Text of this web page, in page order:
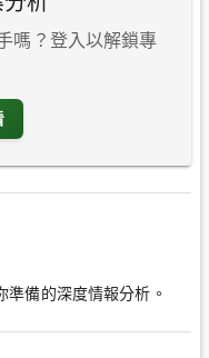
嗎？登入以解鎖專
備的深度情報分析。